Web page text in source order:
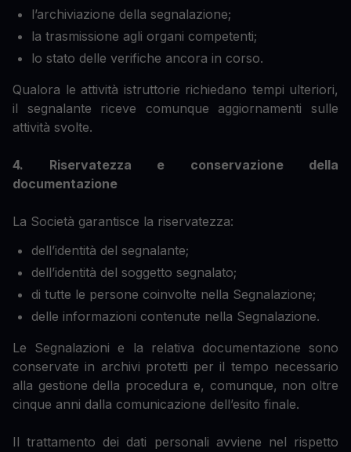
l’archiviazione della segnalazione;
la trasmissione agli organi competenti;
lo stato delle verifiche ancora in corso.
Qualora le attività istruttorie richiedano tempi ulteriori,
il segnalante riceve comunque aggiornamenti sulle
attività svolte.
4. Riservatezza e conservazione della
documentazione
La Società garantisce la riservatezza:
dell’identità del segnalante;
dell’identità del soggetto segnalato;
di tutte le persone coinvolte nella Segnalazione;
delle informazioni contenute nella Segnalazione.
Le Segnalazioni e la relativa documentazione sono
conservate in archivi protetti per il tempo necessario
alla gestione della procedura e, comunque, non oltre
cinque anni dalla comunicazione dell’esito finale.
Il trattamento dei dati personali avviene nel rispetto